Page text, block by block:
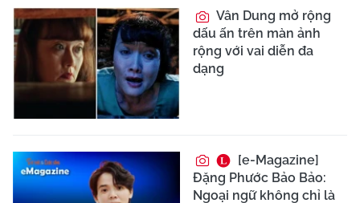
Vân Dung mở rộng
dấu ấn trên màn ảnh
rộng với vai diễn đa
dạng
[e-Magazine]
Đặng Phước Bảo Bảo:
Ngoại ngữ không chỉ là